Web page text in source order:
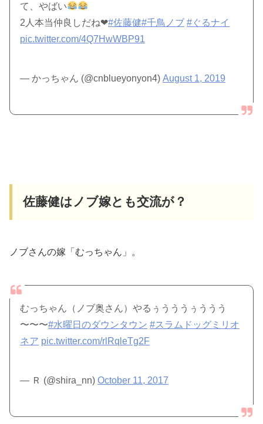
て、やばい
2人本当仲良しだね❤︎#佐藤健#千鳥ノブ #ぐるナイ
pic.twitter.com/4Q7HwWBP91
— かっちゃん (@cnblueyonyon4)August 1, 2019
佐藤健はノブ嫁とも交流が？
ノブさんの嫁「むっちゃん」。
むっちゃん（ノブ奥さん）やるぅうううぅううう
〜〜〜#水曜日のダウンタウン #スラムドッグミリオ
ネア pic.twitter.com/rlRqleTg2F
— Ｒ (@shira_nn)October 11, 2017